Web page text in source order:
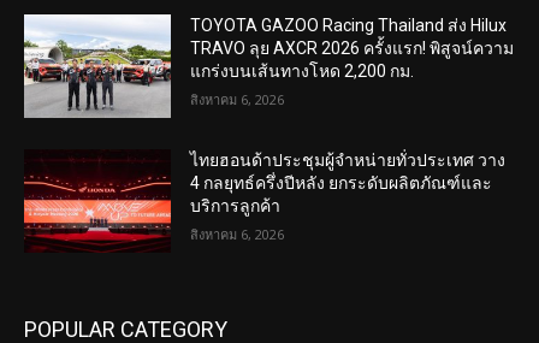
TOYOTA GAZOO Racing Thailand ส่ง Hilux
TRAVO ลุย AXCR 2026 ครั้งแรก! พิสูจน์ความ
แกร่งบนเส้นทางโหด 2,200 กม.
สิงหาคม 6, 2026
ไทยฮอนด้าประชุมผู้จำหน่ายทั่วประเทศ วาง
4 กลยุทธ์ครึ่งปีหลัง ยกระดับผลิตภัณฑ์และ
บริการลูกค้า
สิงหาคม 6, 2026
POPULAR CATEGORY